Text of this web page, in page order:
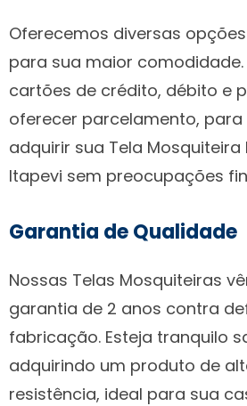
Oferecemos diversas
para sua maior
cartões de crédito, débito e
oferecer parcelamento,
adquirir sua Tela Mosquiteira
Itapevi sem preocupações
Garantia de Qualidade
Nossas Telas Mosquiteiras
garantia de 2 anos contra
fabricação. Esteja tranquilo
adquirindo um produto de
resistência, ideal para sua